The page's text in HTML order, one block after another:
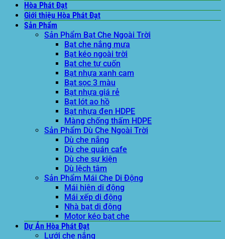
Hòa Phát Đạt
Giới thiệu Hòa Phát Đạt
Sản Phẩm
Sản Phẩm Bạt Che Ngoài Trời
Bạt che nắng mưa
Bạt kéo ngoài trời
Bạt che tự cuốn
Bạt nhựa xanh cam
Bạt sọc 3 màu
Bạt nhựa giá rẻ
Bạt lót ao hồ
Bạt nhựa đen HDPE
Màng chống thấm HDPE
Sản Phẩm Dù Che Ngoài Trời
Dù che nắng
Dù che quán cafe
Dù che sự kiện
Dù lệch tâm
Sản Phẩm Mái Che Di Động
Mái hiên di động
Mái xếp di động
Nhà bạt di động
Motor kéo bạt che
Dự Án Hòa Phát Đạt
Lưới che nắng